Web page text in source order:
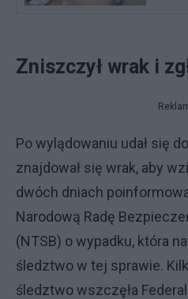
Zniszczył wrak i
Po wylądowaniu udał się
znajdował się wrak, aby
dwóch dniach
Narodową Radę
(NTSB) o wypadku, która
śledztwo w tej sprawie.
śledztwo wszczęła